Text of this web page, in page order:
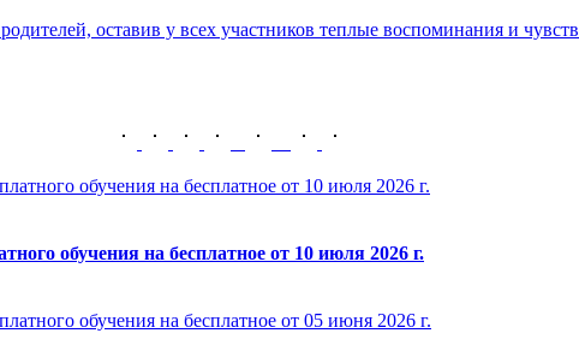
оставив у всех участников теплые воспоминания и
обучения на бесплатное от 10 июля 2026 г.
обучения на бесплатное от 10 июля 2026 г.
обучения на бесплатное от 05 июня 2026 г.